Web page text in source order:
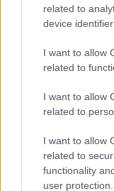
related to
device
I want to allow
related to
I want to allow
related to
I want to allow
related to
functionality
user protection.
Nya Ullevi, Göteborg
2026-08-08 17:00
1 nap 21 óra 14 perc
Leeds Unitedvs